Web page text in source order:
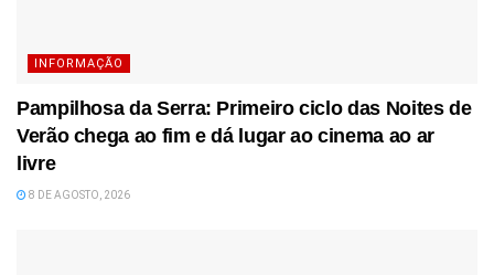
INFORMAÇÃO
Pampilhosa da Serra: Primeiro ciclo das Noites de
Verão chega ao fim e dá lugar ao cinema ao ar
livre
8 DE AGOSTO, 2026